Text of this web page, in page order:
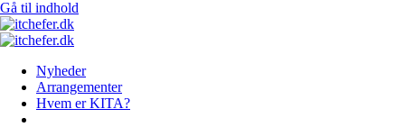
Gå til indhold
Nyheder
Arrangementer
Hvem er KITA?